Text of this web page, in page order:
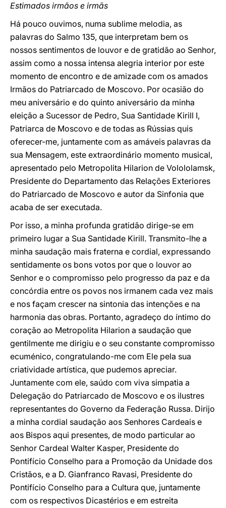
Estimados irmãos e irmãs
Há pouco ouvimos, numa sublime melodia, as
palavras do Salmo 135, que interpretam bem os
nossos sentimentos de louvor e de gratidão ao Senhor,
assim como a nossa intensa alegria interior por este
momento de encontro e de amizade com os amados
Irmãos do Patriarcado de Moscovo. Por ocasião do
meu aniversário e do quinto aniversário da minha
eleição a Sucessor de Pedro, Sua Santidade Kirill I,
Patriarca de Moscovo e de todas as Rússias quis
oferecer-me, juntamente com as amáveis palavras da
sua Mensagem, este extraordinário momento musical,
apresentado pelo Metropolita Hilarion de Volololamsk,
Presidente do Departamento das Relações Exteriores
do Patriarcado de Moscovo e autor da Sinfonia que
acaba de ser executada.
Por isso, a minha profunda gratidão dirige-se em
primeiro lugar a Sua Santidade Kirill. Transmito-lhe a
minha saudação mais fraterna e cordial, expressando
sentidamente os bons votos por que o louvor ao
Senhor e o compromisso pelo progresso da paz e da
concórdia entre os povos nos irmanem cada vez mais
e nos façam crescer na sintonia das intenções e na
harmonia das obras. Portanto, agradeço do íntimo do
coração ao Metropolita Hilarion a saudação que
gentilmente me dirigiu e o seu constante compromisso
ecuménico, congratulando-me com Ele pela sua
criatividade artística, que pudemos apreciar.
Juntamente com ele, saúdo com viva simpatia a
Delegação do Patriarcado de Moscovo e os ilustres
representantes do Governo da Federação Russa. Dirijo
a minha cordial saudação aos Senhores Cardeais e
aos Bispos aqui presentes, de modo particular ao
Senhor Cardeal Walter Kasper, Presidente do
Pontifício Conselho para a Promoção da Unidade dos
Cristãos, e a D. Gianfranco Ravasi, Presidente do
Pontifício Conselho para a Cultura que, juntamente
com os respectivos Dicastérios e em estreita